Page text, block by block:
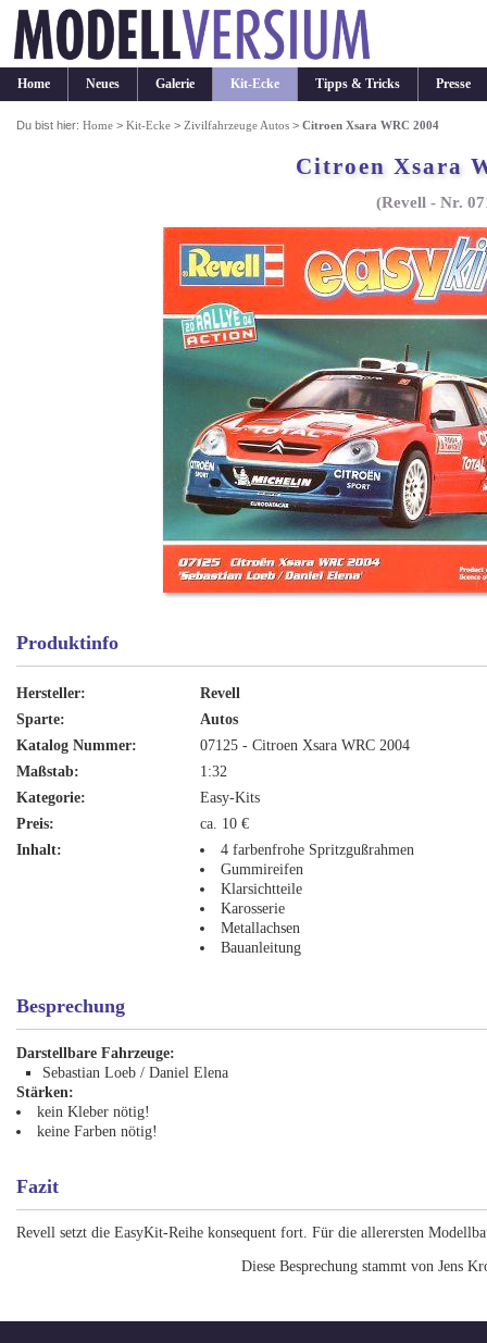
Home Neues Galerie Kit-Ecke Tipps & Tricks Presse
Du bist hier:Home >Kit-Ecke > Zivilfahrzeuge Autos >Citroen Xsara WRC 2004
Citroen Xsara
(Revell - Nr.
Produktinfo
Hersteller:
Revell
Sparte:
Autos
Katalog Nummer:
07125 - Citroen Xsara WRC 2004
Maßstab:
1:32
Kategorie:
Easy-Kits
Preis:
ca. 10 €
Inhalt:
4 farbenfrohe Spritzgußrahmen
Gummireifen
Klarsichtteile
Karosserie
Metallachsen
Bauanleitung
Besprechung
Darstellbare Fahrzeuge:
Sebastian Loeb / Daniel Elena
Stärken:
kein Kleber nötig!
keine Farben nötig!
Fazit
Revell setzt die EasyKit-Reihe konsequent fort. Für die allerersten
Diese Besprechung stammt von Jens